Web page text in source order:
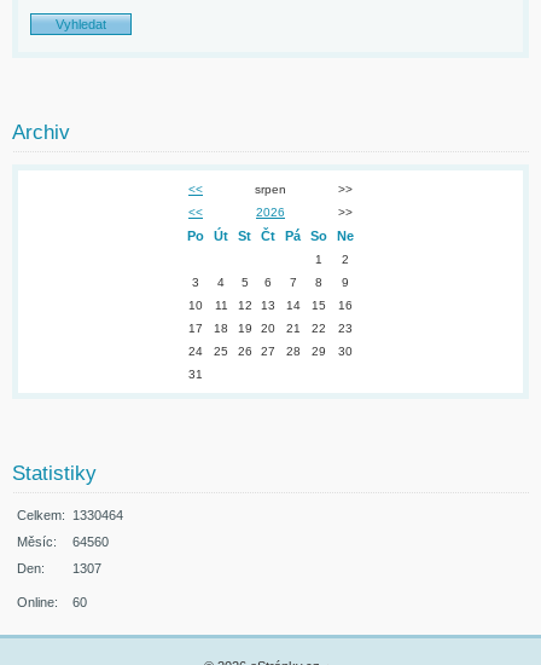
Archiv
<< srpen
>>
<<
2026 >>
Po Út St Čt Pá So Ne
1
2
3
4 5 6 7 8
9
10
11 12 13 14 15
16
17
18 19 20 21 22
23
24
25 26 27 28 29
30
31
Statistiky
Online: 60
Celkem: 1330464
Měsíc:
64560
Den:
1307